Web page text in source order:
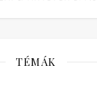
TÉMÁK